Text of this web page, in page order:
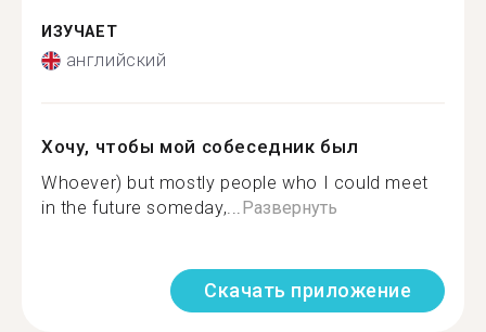
ИЗУЧАЕТ
английский
Хочу, чтобы мой собеседник был
Whoever) but mostly people who I could meet
in the future someday,...Развернуть
Скачать приложение